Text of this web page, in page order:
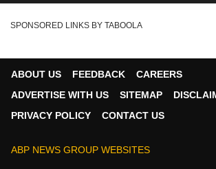
SPONSORED LINKS BY TABOOLA
ABOUT US FEEDBACK
CAREERS
ADVERTISE WITH US
SITEMAP
PRIVACY POLICY
CONTACT US
ABP NEWS GROUP WEBSITES